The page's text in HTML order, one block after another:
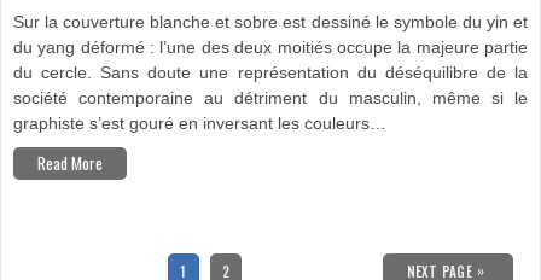
Sur la couverture blanche et sobre est dessiné le symbole du yin et
du yang déformé : l’une des deux moitiés occupe la majeure partie
du cercle. Sans doute une représentation du déséquilibre de la
société contemporaine au détriment du masculin, même si le
graphiste s’est gouré en inversant les couleurs…
Read More
PAGE
1 PAGE
2 NEXT PAGE »